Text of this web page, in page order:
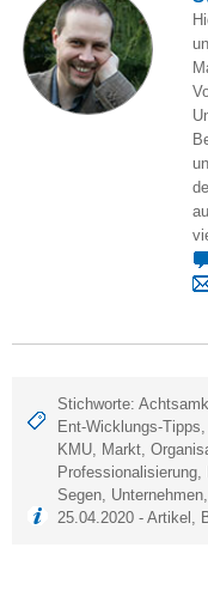
Stichworte:
Ent-Wicklungs-Tipps
KMU
Markt ,
Professionalisierung
Segen Unternehmen
25.04.2020 -Artikel